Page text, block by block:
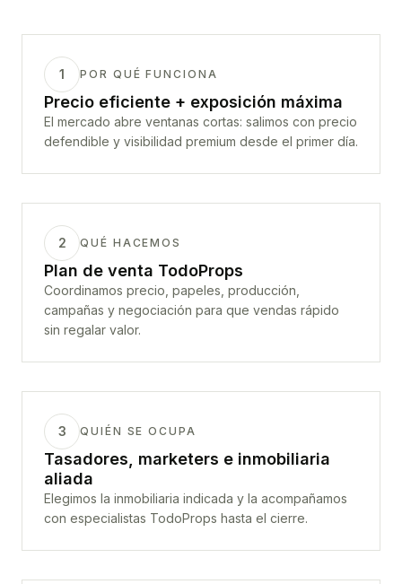
1 POR QUÉ FUNCIONA
Precio eficiente + exposición máxima
El mercado abre ventanas cortas: salimos con precio
defendible y visibilidad premium desde el primer día.
2 QUÉ HACEMOS
Plan de venta TodoProps
Coordinamos precio, papeles, producción,
campañas y negociación para que vendas rápido
sin regalar valor.
3 QUIÉN SE OCUPA
Tasadores, marketers e inmobiliaria
aliada
Elegimos la inmobiliaria indicada y la acompañamos
con especialistas TodoProps hasta el cierre.